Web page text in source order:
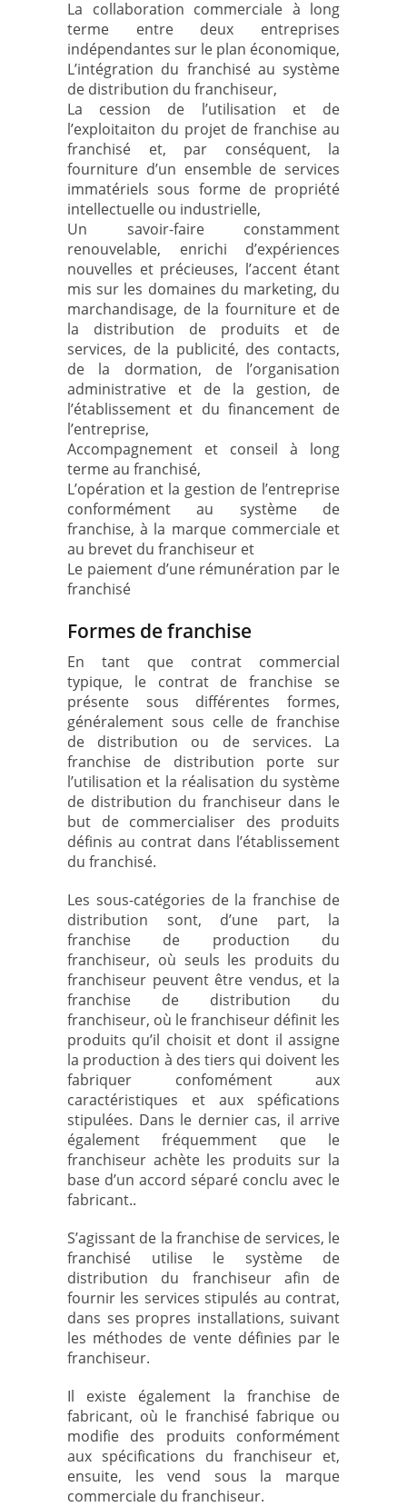
La collaboration commerciale à long
terme entre deux entreprises
indépendantes sur le plan économique,
L’intégration du franchisé au système
de distribution du franchiseur,
La cession de l’utilisation et de
l’exploitaiton du projet de franchise au
franchisé et, par conséquent, la
fourniture d’un ensemble de services
immatériels sous forme de propriété
intellectuelle ou industrielle,
Un savoir-faire constamment
renouvelable, enrichi d’expériences
nouvelles et précieuses, l’accent étant
mis sur les domaines du marketing, du
marchandisage, de la fourniture et de
la distribution de produits et de
services, de la publicité, des contacts,
de la dormation, de l’organisation
administrative et de la gestion, de
l’établissement et du financement de
l’entreprise,
Accompagnement et conseil à long
terme au franchisé,
L’opération et la gestion de l’entreprise
conformément au système de
franchise, à la marque commerciale et
au brevet du franchiseur et
Le paiement d’une rémunération par le
franchisé
Formes de franchise
En tant que contrat commercial
typique, le contrat de franchise se
présente sous différentes formes,
généralement sous celle de franchise
de distribution ou de services. La
franchise de distribution porte sur
l’utilisation et la réalisation du système
de distribution du franchiseur dans le
but de commercialiser des produits
définis au contrat dans l’établissement
du franchisé.
Les sous-catégories de la franchise de
distribution sont, d’une part, la
franchise de production du
franchiseur, où seuls les produits du
franchiseur peuvent être vendus, et la
franchise de distribution du
franchiseur, où le franchiseur définit les
produits qu’il choisit et dont il assigne
la production à des tiers qui doivent les
fabriquer confomément aux
caractéristiques et aux spéfications
stipulées. Dans le dernier cas, il arrive
également fréquemment que le
franchiseur achète les produits sur la
base d’un accord séparé conclu avec le
fabricant..
S’agissant de la franchise de services, le
franchisé utilise le système de
distribution du franchiseur afin de
fournir les services stipulés au contrat,
dans ses propres installations, suivant
les méthodes de vente définies par le
franchiseur.
Il existe également la franchise de
fabricant, où le franchisé fabrique ou
modifie des produits conformément
aux spécifications du franchiseur et,
ensuite, les vend sous la marque
commerciale du franchiseur.